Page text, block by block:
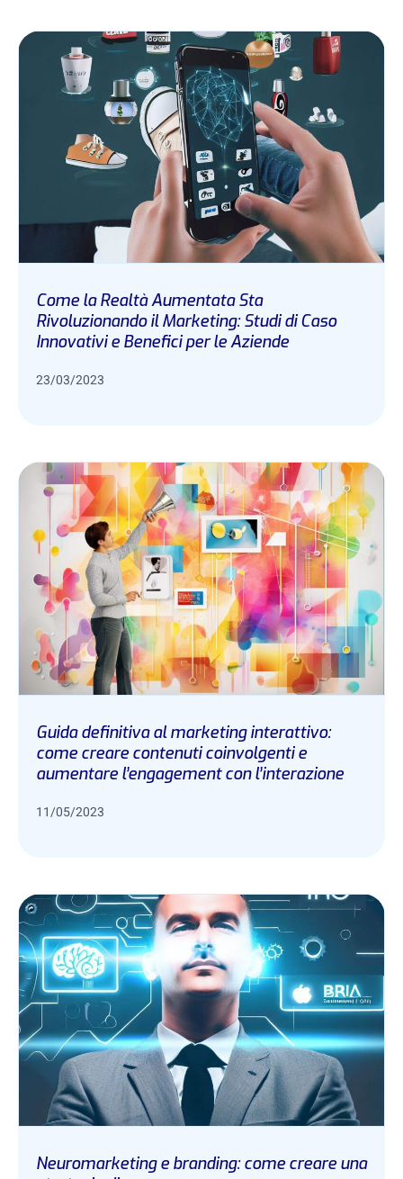
Come la Realtà Aumentata Sta
Rivoluzionando il Marketing: Studi di Caso
Innovativi e Benefici per le Aziende
23/03/2023
Guida definitiva al marketing interattivo:
come creare contenuti coinvolgenti e
aumentare l’engagement con l’interazione
11/05/2023
Neuromarketing e branding: come creare una